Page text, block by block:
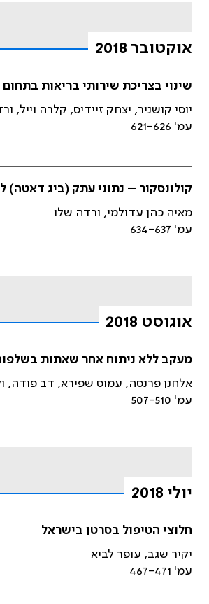
אוקטובר 2018
שינוי בצריכת שירותי בריאות
יוסי קושניר, יצחק זיידיס, קלרה וייל,
עמ' 621-626
קולונסקור – נתוני עתק (ביג דאטה)
מאיה כהן עדולמי, ורדה שלו
עמ' 634-637
אוגוסט 2018
מעקב ללא ניתוח אחר שאתות
אלחנן פרנסה, עמוס שפירא, דב פודה,
עמ' 507-510
יולי 2018
חלוצי הטיפול בסרטן בישראל
יקיר שגב, עופר לביא
עמ' 467-471